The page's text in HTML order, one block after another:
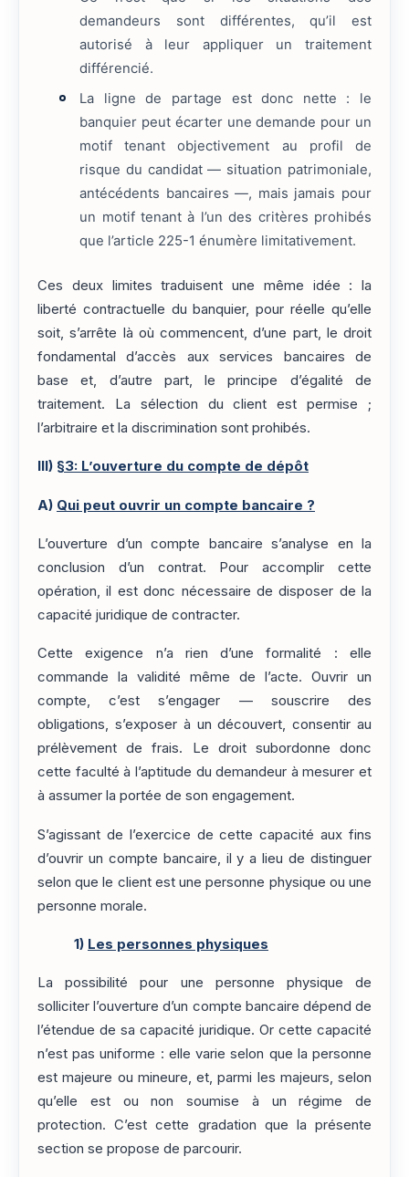
demandeurs sont différentes, qu’il est
autorisé à leur appliquer un traitement
différencié.
La ligne de partage est donc nette : le
banquier peut écarter une demande pour un
motif tenant objectivement au profil de
risque du candidat — situation patrimoniale,
antécédents bancaires —, mais jamais pour
un motif tenant à l’un des critères prohibés
que l’article 225-1 énumère limitativement.
Ces deux limites traduisent une même idée : la
liberté contractuelle du banquier, pour réelle qu’elle
soit, s’arrête là où commencent, d’une part, le droit
fondamental d’accès aux services bancaires de
base et, d’autre part, le principe d’égalité de
traitement. La sélection du client est permise ;
l’arbitraire et la discrimination sont prohibés.
III) §3: L’ouverture du compte de dépôt
A) Qui peut ouvrir un compte bancaire ?
L’ouverture d’un compte bancaire s’analyse en la
conclusion d’un contrat. Pour accomplir cette
opération, il est donc nécessaire de disposer de la
capacité juridique de contracter.
Cette exigence n’a rien d’une formalité : elle
commande la validité même de l’acte. Ouvrir un
compte, c’est s’engager — souscrire des
obligations, s’exposer à un découvert, consentir au
prélèvement de frais. Le droit subordonne donc
cette faculté à l’aptitude du demandeur à mesurer et
à assumer la portée de son engagement.
S’agissant de l’exercice de cette capacité aux fins
d’ouvrir un compte bancaire, il y a lieu de distinguer
selon que le client est une personne physique ou une
personne morale.
1) Les personnes physiques
La possibilité pour une personne physique de
solliciter l’ouverture d’un compte bancaire dépend de
l’étendue de sa capacité juridique. Or cette capacité
n’est pas uniforme : elle varie selon que la personne
est majeure ou mineure, et, parmi les majeurs, selon
qu’elle est ou non soumise à un régime de
protection. C’est cette gradation que la présente
section se propose de parcourir.